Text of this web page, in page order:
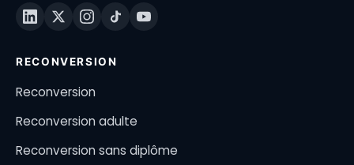
RECONVERSION
Reconversion
Reconversion adulte
Reconversion sans diplôme